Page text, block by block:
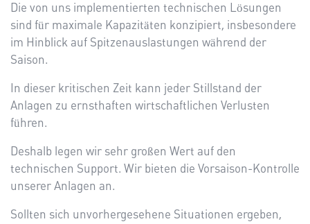
Die von uns implementierten technischen Lösungen
sind für maximale Kapazitäten konzipiert, insbesondere
im Hinblick auf Spitzenauslastungen während der
Saison.
In dieser kritischen Zeit kann jeder Stillstand der
Anlagen zu ernsthaften wirtschaftlichen Verlusten
führen.
Deshalb legen wir sehr großen Wert auf den
technischen Support. Wir bieten die Vorsaison-Kontrolle
unserer Anlagen an.
Sollten sich unvorhergesehene Situationen ergeben,